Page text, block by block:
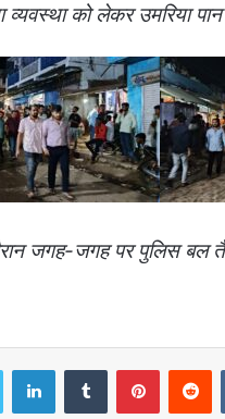
व्यवस्था को लेकर उमरिया
जगह-जगह पर पुलिस बल